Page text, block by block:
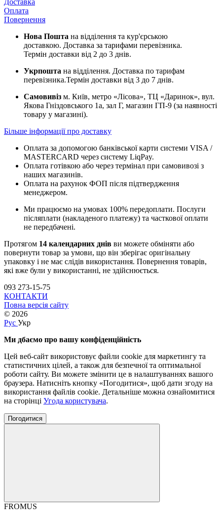
Оплата
Повернення
Нова Пошта на відділення та кур'єрською
доставкою. Доставка за тарифами перевізника.
Термін доставки від 2 до 3 днів.
Укрпошта на відділення. Доставка по тарифам
перевізника.Термін доставки від 3 до 7 днів.
Самовивіз м. Київ, метро «Лісова», ТЦ «Даринок», вул.
Якова Гніздовського 1а, зал Г, магазин ГП-9 (за наявності
товару у магазині).
Більше інформації про доставку
Оплата за допомогою банківської карти системи VISA /
MASTERCARD через систему LiqPay.
Оплата готівкою або через термінал при самовивозі з
наших магазинів.
Оплата на рахунок ФОП після підтвердження
менеджером.
Ми працюємо на умовах 100% передоплати. Послуги
післяплати (накладеного платежу) та часткової оплати
не передбачені.
Протягом 14 календарних днів ви можете обміняти або
повернути товар за умови, що він зберігає оригінальну
упаковку і не має слідів використання. Повернення товарів,
які вже були у використанні, не здійснюється.
093 273-15-75
КОНТАКТИ
Повна версія сайту
© 2026
Рус Укр
Ми дбаємо про вашу конфіденційність
Цей веб-сайт використовує файли cookie для маркетингу та
статистичних цілей, а також для безпечної та оптимальної
роботи сайту. Ви можете змінити це в налаштуваннях вашого
браузера. Натисніть кнопку «Погодитися», щоб дати згоду на
використання файлів cookie. Детальніше можна ознайомитися
на сторінці Угода користувача.
Погодитися
FROMUS